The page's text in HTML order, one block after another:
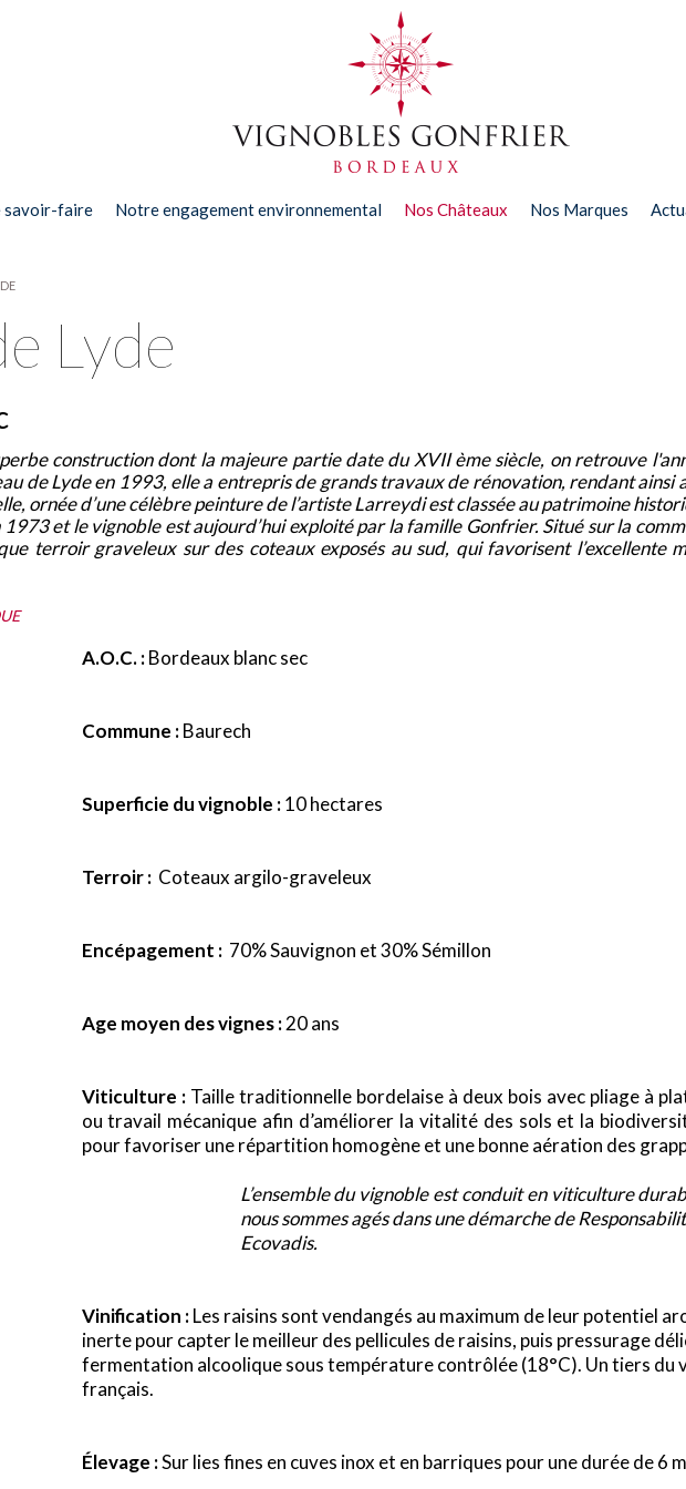
savoir-faire Notre engagement environnemental Nos Châteaux Nos Marques
Lyde
construction dont la majeure partie date du XVII ème siècle, on retrouve
de Lyde en 1993, elle a entrepris de grands travaux de rénovation, rendant
ornée d’une célèbre peinture de l’artiste Larreydi est classée au patrimoine
et le vignoble est aujourd’hui exploité par la famille Gonfrier. Situé sur la
terroir graveleux sur des coteaux exposés au sud, qui favorisent l’excellente
A.O.C. :Bordeaux blanc sec
Commune :Baurech
Superficie du vignoble :10 hectares
Terroir :Coteaux argilo-graveleux
Encépagement :70% Sauvignon et 30% Sémillon
Age moyen des vignes :20 ans
Viticulture :Taille traditionnelle bordelaise à deux bois avec pliage à
ou travail mécanique afin d’améliorer la vitalité des sols et la
pour favoriser une répartition homogène et une bonne aération des
L’ensemble du vignoble est conduit en viticulture
nous sommesagés dans une démarche de
Ecovadis.
Vinification :Les raisins sont vendangés au maximum de leur potentiel
inerte pour capter le meilleur des pellicules de raisins, puis pressurage
fermentation alcoolique sous température contrôlée (18°C). Un tiers du
français.
Élevage :Sur lies fines en cuves inox et en barriques pour une durée de 6